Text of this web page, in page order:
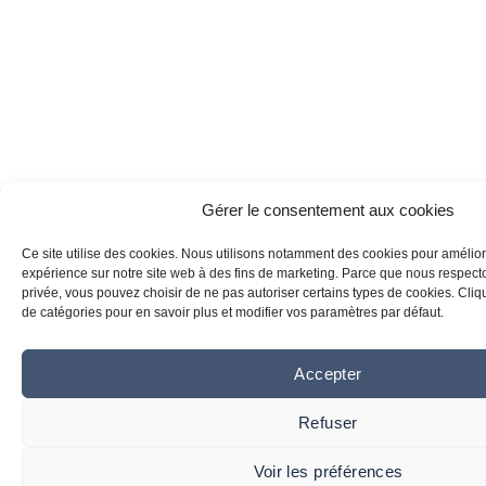
Gérer le consentement aux cookies
Ce site utilise des cookies. Nous utilisons notamment des cookies pour
expérience sur notre site web à des fins de marketing. Parce que nous
privée, vous pouvez choisir de ne pas autoriser certains types de cookies.
de catégories pour en savoir plus et modifier vos paramètres par défaut.
Accepter
Refuser
Voir les préférences